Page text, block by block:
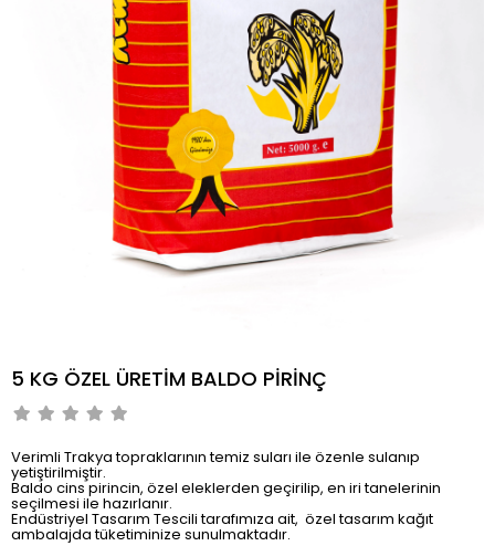
5 KG ÖZEL ÜRETİM BALDO PİRİNÇ
Verimli Trakya topraklarının temiz suları ile özenle sulanıp
yetiştirilmiştir.
Baldo cins pirincin, özel eleklerden geçirilip, en iri tanelerinin
seçilmesi ile hazırlanır.
Endüstriyel Tasarım Tescili tarafımıza ait, özel tasarım kağıt
ambalajda tüketiminize sunulmaktadır.